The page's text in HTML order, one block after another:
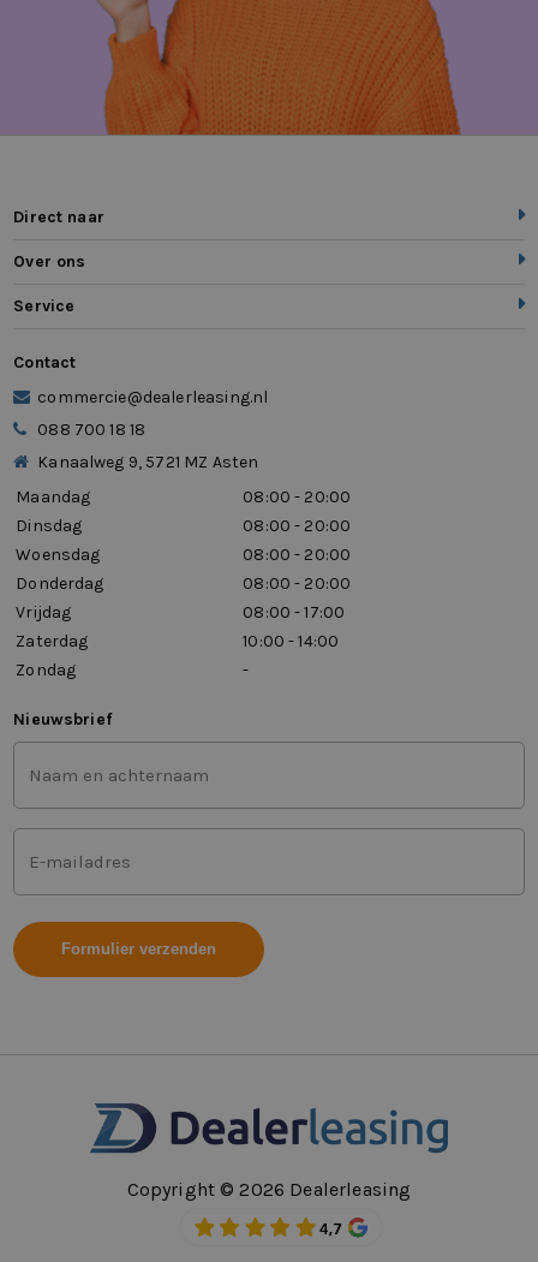
Direct naar
Over ons
Service
Contact
commercie@dealerleasing.nl
088 700 18 18
Kanaalweg 9, 5721 MZ Asten
Maandag
08:00 - 20:00
Dinsdag
08:00 - 20:00
Woensdag
08:00 - 20:00
Donderdag
08:00 - 20:00
Vrijdag
08:00 - 17:00
Zaterdag
10:00 - 14:00
Zondag
-
Nieuwsbrief
Voor-
en
achternaam
(Vereist)
Mailadres
(Vereist)
Copyright © 2026 Dealerleasing